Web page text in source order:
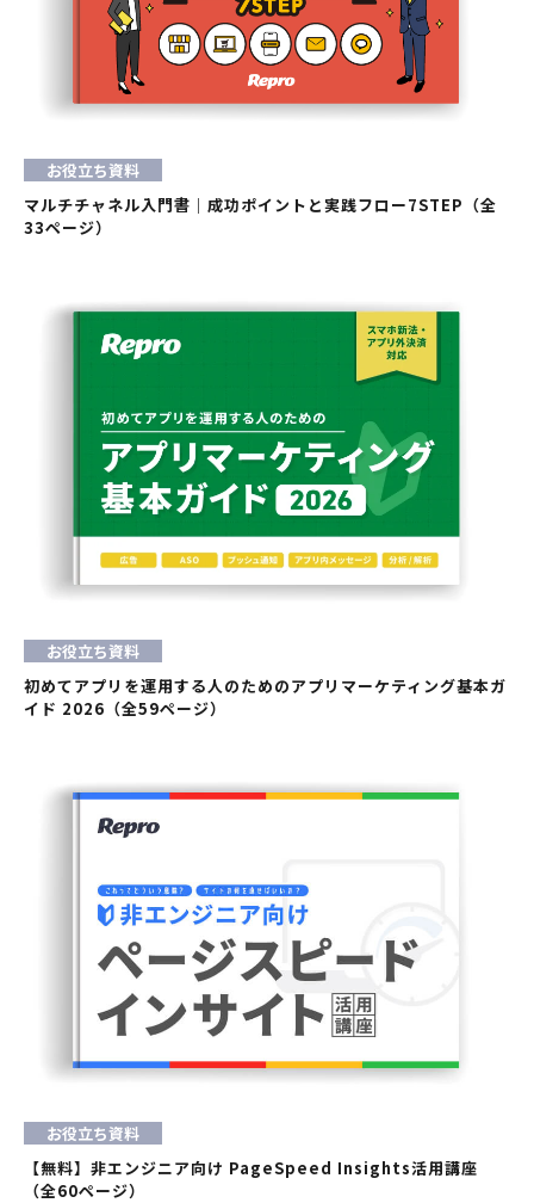
お役立ち資料
マルチチャネル入門書｜成功ポイントと実践フロー7STEP（全
33ページ）
お役立ち資料
初めてアプリを運用する人のためのアプリマーケティング基本ガ
イド 2026（全59ページ）
お役立ち資料
【無料】非エンジニア向け PageSpeed Insights活用講座
（全60ページ）